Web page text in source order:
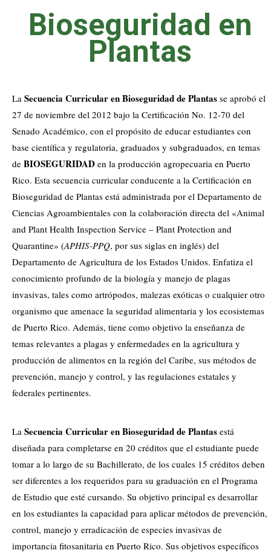
Bioseguridad en
Plantas
La Secuencia Curricular en Bioseguridad de Plantas se aprobó el
27 de noviembre del 2012 bajo la Certificación No. 12-70 del
Senado Académico, con el propósito de educar estudiantes con
base científica y regulatoria, graduados y subgraduados, en temas
de BIOSEGURIDAD en la producción agropecuaria en Puerto
Rico. Esta secuencia curricular conducente a la Certificación en
Bioseguridad de Plantas está administrada por el Departamento de
Ciencias Agroambientales con la colaboración directa del «Animal
and Plant Health Inspection Service – Plant Protection and
Quarantine» (APHIS-PPQ, por sus siglas en inglés) del
Departamento de Agricultura de los Estados Unidos. Enfatiza el
conocimiento profundo de la biología y manejo de plagas
invasivas, tales como artrópodos, malezas exóticas o cualquier otro
organismo que amenace la seguridad alimentaria y los ecosistemas
de Puerto Rico. Además, tiene como objetivo la enseñanza de
temas relevantes a plagas y enfermedades en la agricultura y
producción de alimentos en la región del Caribe, sus métodos de
prevención, manejo y control, y las regulaciones estatales y
federales pertinentes.
La Secuencia Curricular en Bioseguridad de Plantas está
diseñada para completarse en 20 créditos que el estudiante puede
tomar a lo largo de su Bachillerato, de los cuales 15 créditos deben
ser diferentes a los requeridos para su graduación en el Programa
de Estudio que esté cursando. Su objetivo principal es desarrollar
en los estudiantes la capacidad para aplicar métodos de prevención,
control, manejo y erradicación de especies invasivas de
importancia fitosanitaria en Puerto Rico. Sus objetivos específicos